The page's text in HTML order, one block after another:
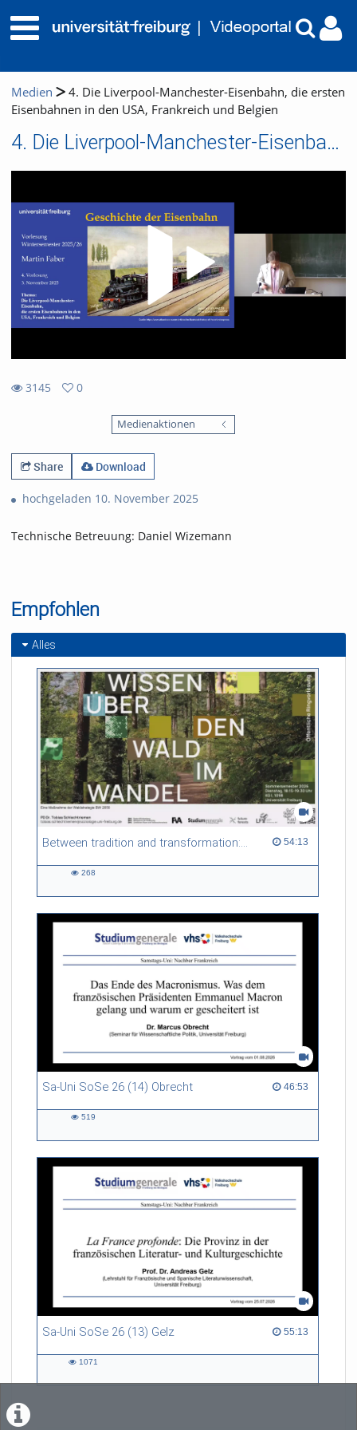
Medien
4. Die Liverpool-Manchester-Eisenbahn, die ersten
Eisenbahnen in den USA, Frankreich und Belgien
4. Die Liverpool-Manchester-Eisenbahn, die ersten Eisenbahnen in den USA, Frankreich und Belgien
3145
0
Medienaktionen
Share Download
hochgeladen 10. November 2025
Technische Betreuung: Daniel Wizemann
Empfohlen
Alles
Between tradition and transformation: how owners, advisers and institutions co-create knowledge for resilient forests in Europe 54:13
54:13 duration
268
Sa-Uni SoSe 26 (14) Obrecht 46:53
46:53 duration
519
Sa-Uni SoSe 26 (13) Gelz 55:13
55:13 duration
1071